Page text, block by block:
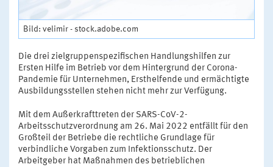
Bild: velimir - stock.adobe.com
Die drei zielgruppenspezifischen Handlungshilfen zur
Ersten Hilfe im Betrieb vor dem Hintergrund der Corona-
Pandemie für Unternehmen, Ersthelfende und ermächtigte
Ausbildungsstellen stehen nicht mehr zur Verfügung.
Mit dem Außerkrafttreten der SARS-CoV-2-
Arbeitsschutzverordnung am 26. Mai 2022 entfällt für den
Großteil der Betriebe die rechtliche Grundlage für
verbindliche Vorgaben zum Infektionsschutz. Der
Arbeitgeber hat Maßnahmen des betrieblichen